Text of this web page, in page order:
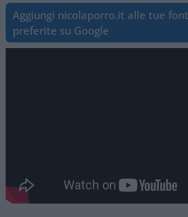
Aggiungi nicolaporro.it alle tue
preferite su Google